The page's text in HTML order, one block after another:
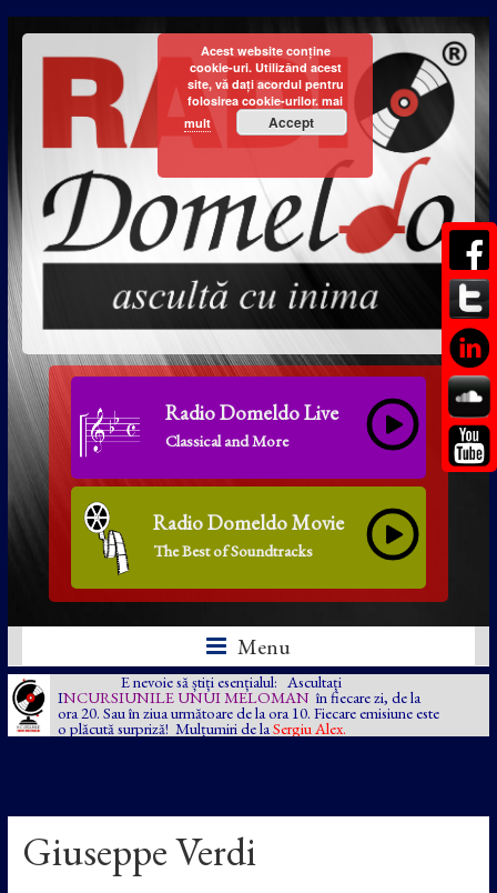
Radio Domeldo Live
Classical and More
Radio Domeldo Movie
The Best of Soundtracks
Menu
E nevoie să știți esențialul: Ascultați
INCURSIUNILE UNUI MELOMAN în fiecare zi, de la
ora 20. Sau în ziua următoare de la ora 10. Fiecare emisiune este
o plăcută surpriză! Mulțumiri de la Sergiu Alex.
Giuseppe Verdi
Acest website conține
cookie-uri. Utilizând acest
site, vă dați acordul pentru
folosirea cookie-urilor. mai
mult
Accept